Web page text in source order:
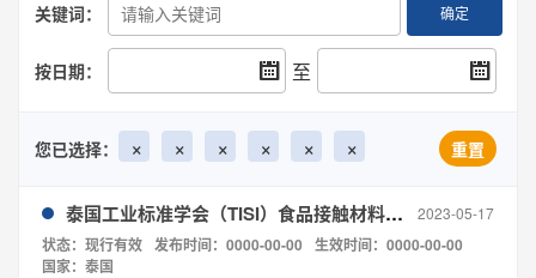
关键词： 确定
按日期： 至
您已选择： × × × × × × 重置
泰国工业标准学会（TISI）食品接触材料标准合集 2023-05-17
状态：现行有效 发布时间：0000-00-00
生效时间：0000-00-00
国家：泰国